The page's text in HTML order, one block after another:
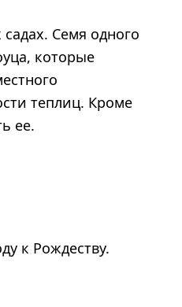
Семя одного
которые
теплиц. Кроме
ее.
к Рождеству.